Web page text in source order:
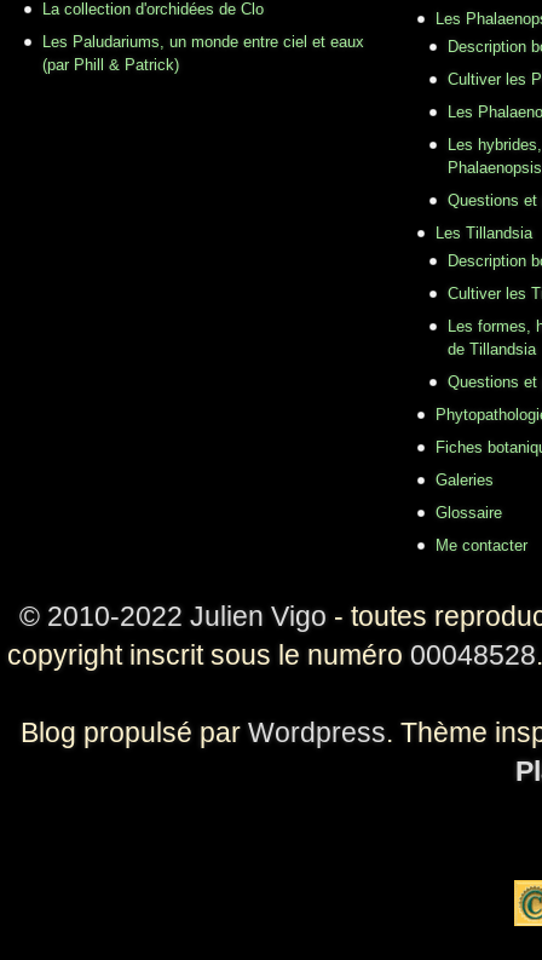
La collection d'orchidées de Clo
Les Paludariums, un monde entre ciel et eaux
(par Phill & Patrick)
Les
Description
Cultiver les
Les
Les
Phalaenopsis
Questions et
Les Tillandsia
Description
Cultiver les
Les formes,
de Tillandsia
Questions et
Fiches
Galeries
Glossaire
Me contacter
© 2010-2022 Julien Vigo - toutes
copyright inscrit sous le numéro 00048528
Blog propulsé par Wordpress. Thème